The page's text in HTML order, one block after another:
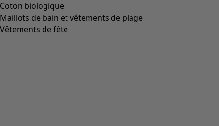
Coton biologique
Maillots de bain et vêtements de plage
Vêtements de fête